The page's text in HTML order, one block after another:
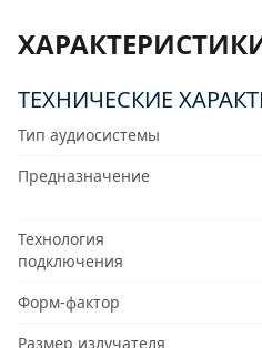
ТЕХНИЧЕСКИЕ
Тип аудиосистемы
Предназначение
Технология
подключения
Форм-фактор
Размер излучателя